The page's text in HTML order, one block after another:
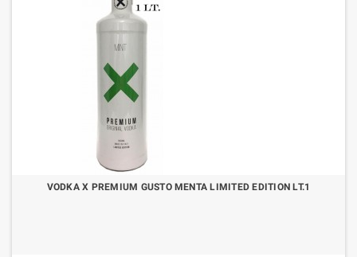
VODKA X PREMIUM GUSTO MENTA LIMITED EDITION LT.1